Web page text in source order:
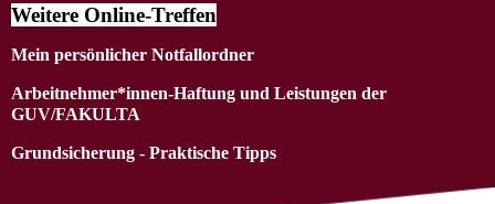
Weitere Online-Treffen
Mein persönlicher Notfallordner
Arbeitnehmer*innen-Haftung und Leistungen der
GUV/FAKULTA
Grundsicherung - Praktische Tipps